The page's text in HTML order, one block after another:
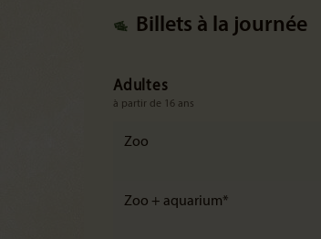
Billets à la journée
Adultes
à partir de 16 ans
Zoo
Zoo + aquarium*